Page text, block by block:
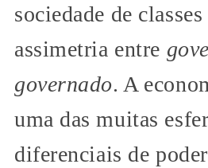
sociedade de
assimetria entre
governado. A
uma das muitas
diferenciais de